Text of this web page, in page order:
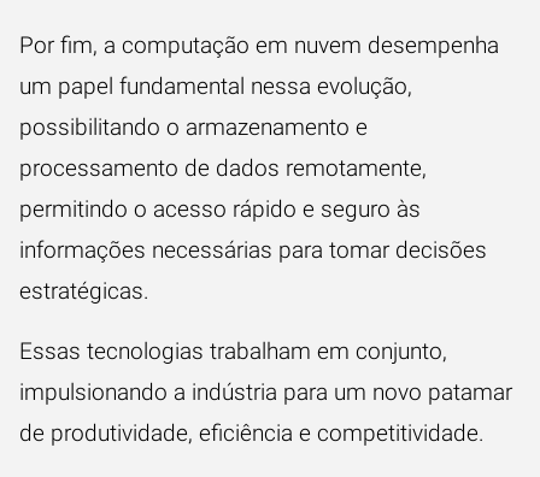
Por fim, a computação em nuvem desempenha
um papel fundamental nessa evolução,
possibilitando o armazenamento e
processamento de dados remotamente,
permitindo o acesso rápido e seguro às
informações necessárias para tomar decisões
estratégicas.
Essas tecnologias trabalham em conjunto,
impulsionando a indústria para um novo patamar
de produtividade, eficiência e competitividade.